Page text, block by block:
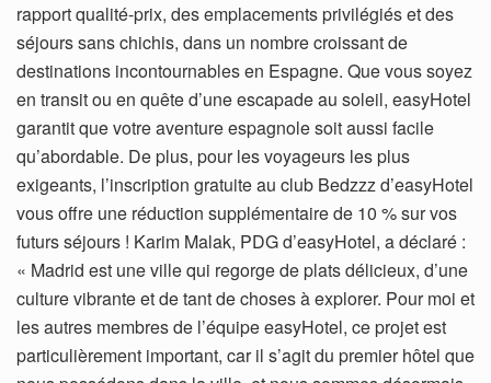
rapport qualité-prix, des emplacements privilégiés et des
séjours sans chichis, dans un nombre croissant de
destinations incontournables en Espagne. Que vous soyez
en transit ou en quête d’une escapade au soleil, easyHotel
garantit que votre aventure espagnole soit aussi facile
qu’abordable. De plus, pour les voyageurs les plus
exigeants, l’inscription gratuite au club Bedzzz d’easyHotel
vous offre une réduction supplémentaire de 10 % sur vos
futurs séjours ! Karim Malak, PDG d’easyHotel, a déclaré :
« Madrid est une ville qui regorge de plats délicieux, d’une
culture vibrante et de tant de choses à explorer. Pour moi et
les autres membres de l’équipe easyHotel, ce projet est
particulièrement important, car il s’agit du premier hôtel que